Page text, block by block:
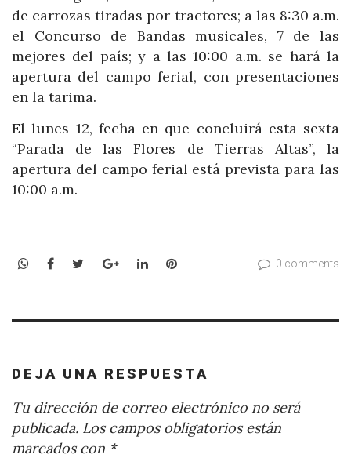
de carrozas tiradas por tractores; a las 8:30 a.m.
el Concurso de Bandas musicales, 7 de las
mejores del país; y a las 10:00 a.m. se hará la
apertura del campo ferial, con presentaciones
en la tarima.
El lunes 12, fecha en que concluirá esta sexta
“Parada de las Flores de Tierras Altas”, la
apertura del campo ferial está prevista para las
10:00 a.m.
WhatsApp
Facebook
TwitterGoogle+LinkedInPinterest 0 comments
DEJA UNA RESPUESTA
Tu dirección de correo electrónico no será
publicada. Los campos obligatorios están
marcados con *